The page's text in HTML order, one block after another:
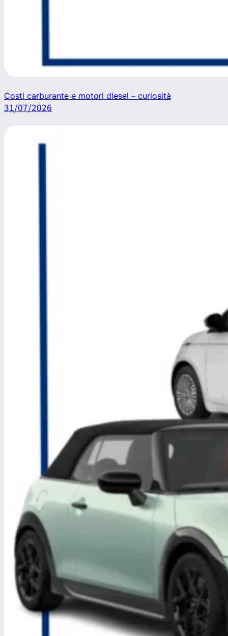
Costi carburante e motori diesel – curiosità
31/07/2026